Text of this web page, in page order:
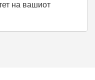
на вашиот